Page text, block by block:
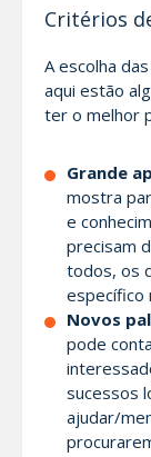
Critérios
A escolha
aqui estão
ter o melhor
Grande
mostra
e
precisam
todos, os
específico
Novos
pode
sucessos
ajudar/